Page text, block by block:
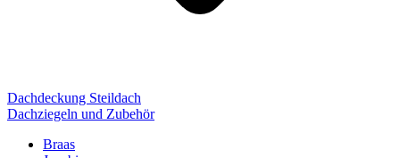
Dachdeckung Steildach
Dachziegeln und Zubehör
Braas